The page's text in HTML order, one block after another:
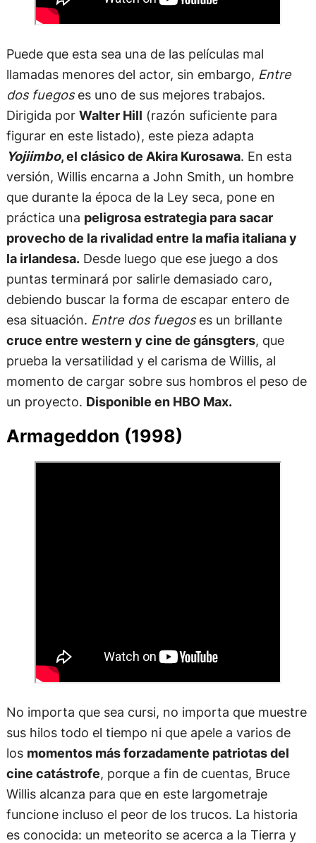
Puede que esta sea una de las películas mal
llamadas menores del actor, sin embargo, Entre
dos fuegoses uno de sus mejores trabajos.
Dirigida por Walter Hill (razón suficiente para
figurar en este listado), este pieza adapta
Yojiimbo, el clásico de Akira Kurosawa. En esta
versión, Willis encarna a John Smith, un hombre
que durante la época de la Ley seca, pone en
práctica una peligrosa estrategia para sacar
provecho de la rivalidad entre la mafia italiana y
la irlandesa.Desde luego que ese juego a dos
puntas terminará por salirle demasiado caro,
debiendo buscar la forma de escapar entero de
esa situación. Entre dos fuegoses un brillante
cruce entre western y cine de gánsgters, que
prueba la versatilidad y el carisma de Willis, al
momento de cargar sobre sus hombros el peso de
un proyecto. Disponible en HBO Max.
Armageddon (1998)
No importa que sea cursi, no importa que muestre
sus hilos todo el tiempo ni que apele a varios de
los momentos más forzadamente patriotas del
cine catástrofe, porque a fin de cuentas, Bruce
Willis alcanza para que en este largometraje
funcione incluso el peor de los trucos. La historia
es conocida: un meteorito se acerca a la Tierra y